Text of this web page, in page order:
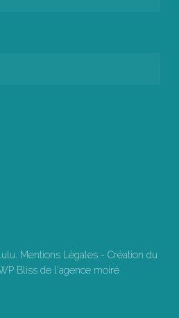
Mentions Légales -Création du
Bliss de l'agence moiré